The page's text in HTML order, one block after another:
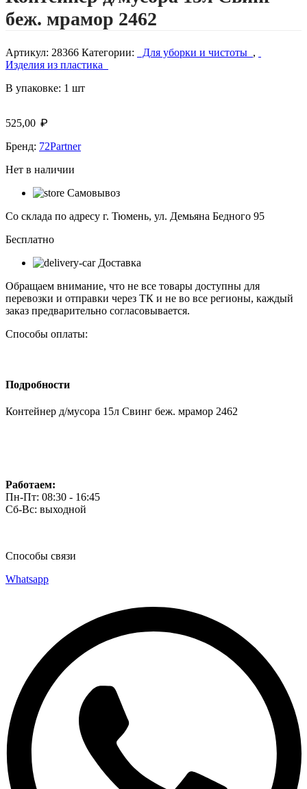
беж. мрамор 2462
Артикул: 28366 Категории: Для уборки и чистоты ,
Изделия из пластика
В упаковке: 1 шт
525,00 ₽
Бренд: 72Partner
Нет в наличии
Самовывоз
Со склада по адресу г. Тюмень, ул. Демьяна Бедного 95
Бесплатно
Доставка
Обращаем внимание, что не все товары доступны для
перевозки и отправки через ТК и не во все регионы, каждый
заказ предварительно согласовывается.
Способы оплаты:
Подробности
Контейнер д/мусора 15л Свинг беж. мрамор 2462
Работаем:
Пн-Пт: 08:30 - 16:45
Сб-Вс: выходной
Способы связи
Whatsapp